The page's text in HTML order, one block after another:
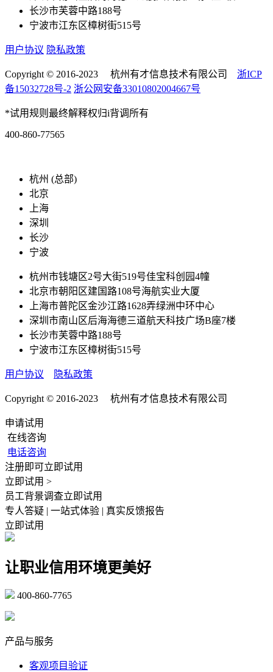
长沙市芙蓉中路188号
宁波市江东区樟树街515号
用户协议 隐私政策
Copyright © 2016-2023 杭州有才信息技术有限公司 浙ICP
备15032728号-2 浙公网安备33010802004667号
*试用规则最终解释权归i背调所有
400-860-77565
杭州 (总部)
北京
上海
深圳
长沙
宁波
杭州市钱塘区2号大街519号佳宝科创园4幢
北京市朝阳区建国路108号海航实业大厦
上海市普陀区金沙江路1628弄绿洲中环中心
深圳市南山区后海海德三道航天科技广场B座7楼
长沙市芙蓉中路188号
宁波市江东区樟树街515号
用户协议 隐私政策
Copyright © 2016-2023 杭州有才信息技术有限公司
申请试用
在线咨询
电话咨询
注册即可立即试用
立即试用 >
员工背景调查立即试用
专人答疑 | 一站式体验 | 真实反馈报告
立即试用
让职业信用环境更美好
400-860-7765
产品与服务
客观项目验证